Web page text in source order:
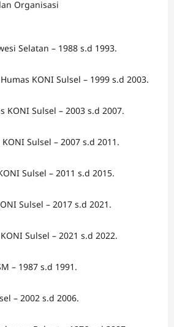
Organisasi
Selatan – 1988 s.d 1993.
KONI Sulsel – 1999 s.d 2003.
KONI Sulsel – 2003 s.d 2007.
Sulsel – 2007 s.d 2011.
Sulsel – 2011 s.d 2015.
Sulsel – 2017 s.d 2021.
Sulsel – 2021 s.d 2022.
– 1987 s.d 1991.
– 2002 s.d 2006.